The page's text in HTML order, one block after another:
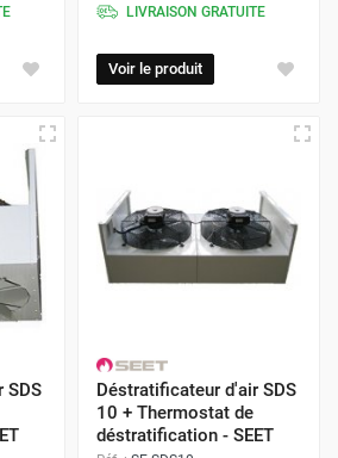
LIVRAISON GRATUITE
Voir le produit
SDS
Déstratificateur d'air SDS
10 + Thermostat de
déstratification - SEET